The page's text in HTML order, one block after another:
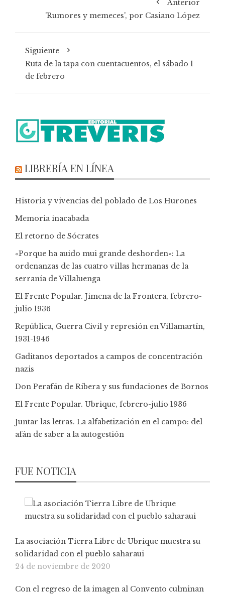
Anterior
'Rumores y memeces', por Casiano López
Siguiente
Ruta de la tapa con cuentacuentos, el sábado 1
de febrero
LIBRERÍA EN LÍNEA
Historia y vivencias del poblado de Los Hurones
Memoria inacabada
El retorno de Sócrates
«Porque ha auido mui grande deshorden»: La
ordenanzas de las cuatro villas hermanas de la
serranía de Villaluenga
El Frente Popular. Jimena de la Frontera, febrero-
julio 1936
República, Guerra Civil y represión en Villamartín,
1931-1946
Gaditanos deportados a campos de concentración
nazis
Don Perafán de Ribera y sus fundaciones de Bornos
El Frente Popular. Ubrique, febrero-julio 1936
Juntar las letras. La alfabetización en el campo: del
afán de saber a la autogestión
FUE NOTICIA
La asociación Tierra Libre de Ubrique muestra su
solidaridad con el pueblo saharaui
24 de noviembre de 2020
Con el regreso de la imagen al Convento culminan